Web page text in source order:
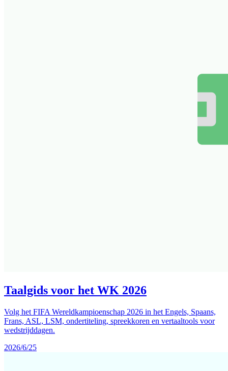
Taalgids voor het WK 2026
Volg het FIFA Wereldkampioenschap 2026 in het Engels, Spaans,
Frans, ASL, LSM, ondertiteling, spreekkoren en vertaaltools voor
wedstrijddagen.
2026/6/25